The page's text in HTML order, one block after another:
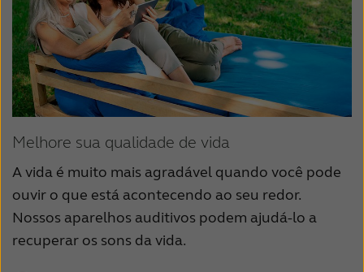
Melhore sua qualidade de vida
A vida é muito mais agradável quando você pode
ouvir o que está acontecendo ao seu redor.
Nossos aparelhos auditivos podem ajudá-lo a
recuperar os sons da vida.